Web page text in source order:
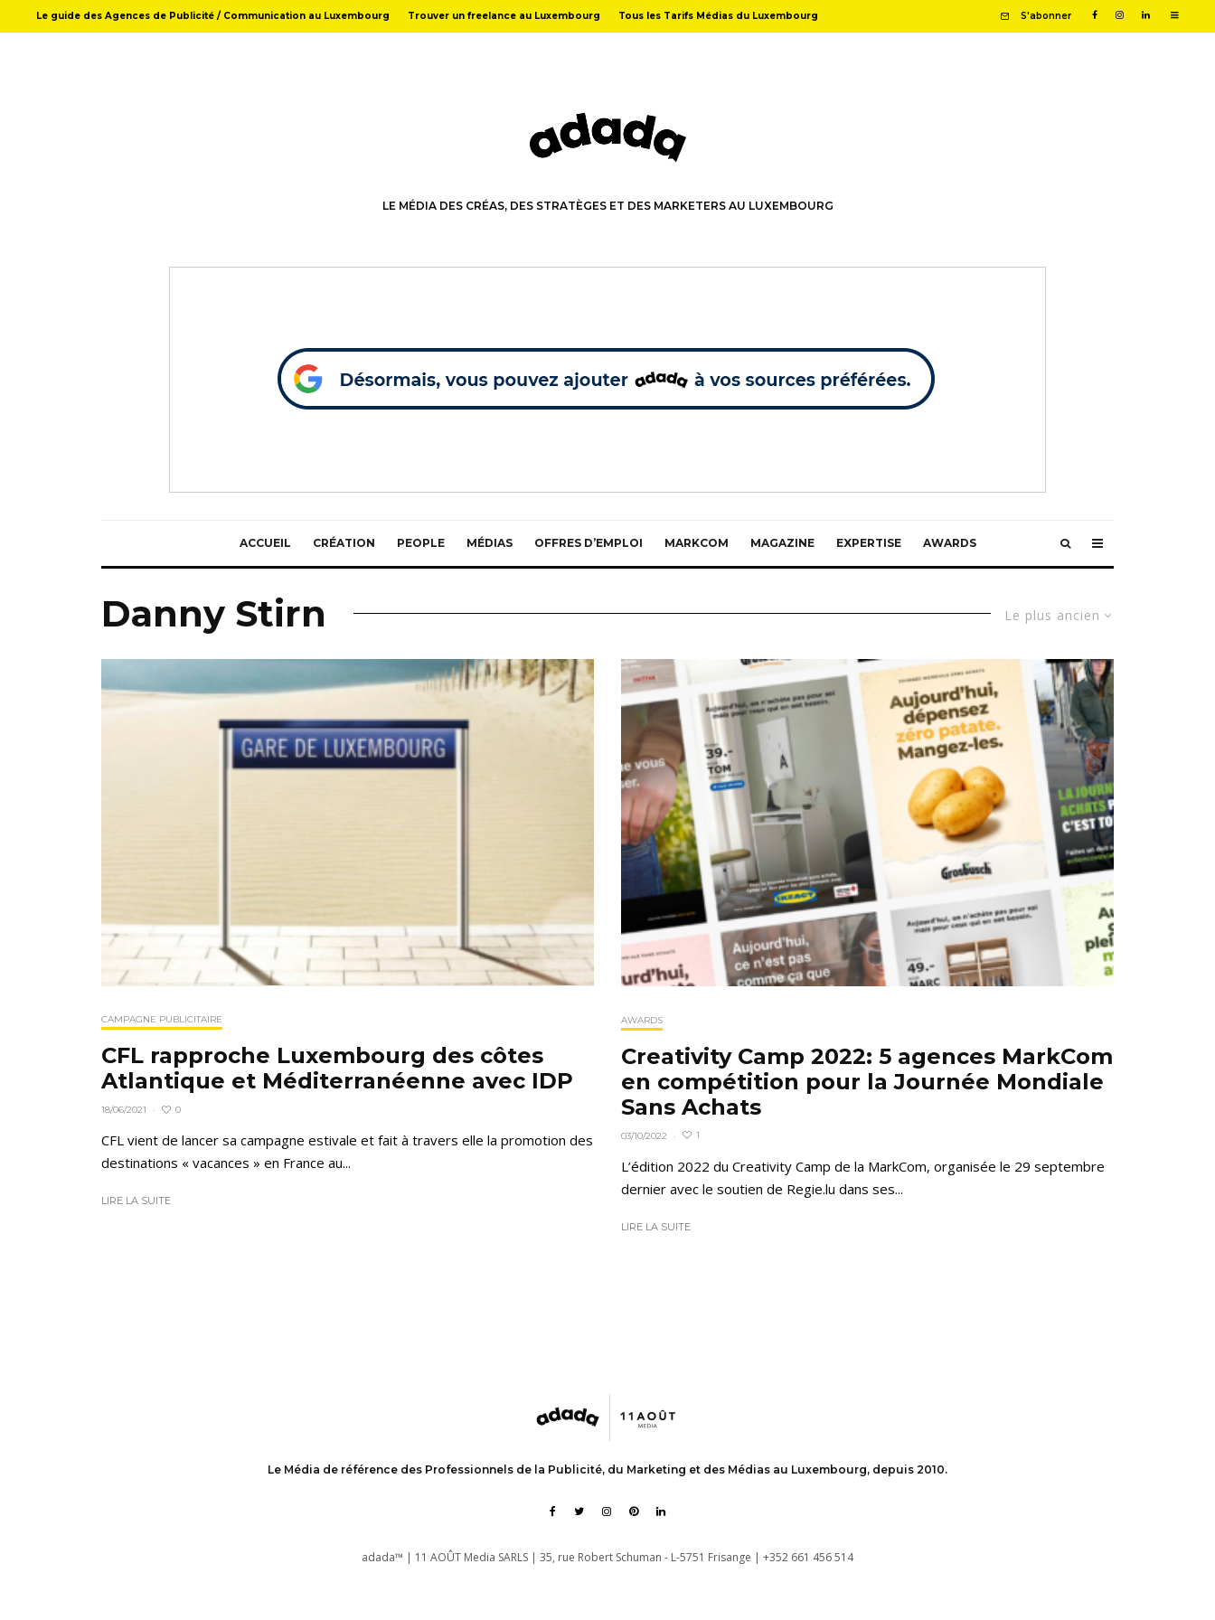
Le guide des Agences de Publicité / Communication au Luxembourg Trouver un freelance au Luxembourg Tous les Tarifs Médias du Luxembourg S'abonner
LE MÉDIA DES CRÉAS, DES STRATÈGES ET DES MARKETERS AU LUXEMBOURG
ACCUEIL CRÉATION PEOPLE MÉDIAS OFFRES D’EMPLOI MARKCOM MAGAZINE EXPERTISE AWARDS
Le plus ancien
Danny Stirn
CAMPAGNE PUBLICITAIRE
CFL rapproche Luxembourg des côtes
Atlantique et Méditerranéenne avec IDP
18/06/2021 · 0
CFL vient de lancer sa campagne estivale et fait à travers elle la promotion des
destinations « vacances » en France au...
LIRE LA SUITE
AWARDS
Creativity Camp 2022: 5 agences MarkCom
en compétition pour la Journée Mondiale
Sans Achats
03/10/2022 · 1
L’édition 2022 du Creativity Camp de la MarkCom, organisée le 29 septembre
dernier avec le soutien de Regie.lu dans ses...
LIRE LA SUITE
Le Média de référence des Professionnels de la Publicité, du Marketing et des Médias au Luxembourg, depuis 2010.
adada™ | 11 AOÛT Media SARLS | 35, rue Robert Schuman - L-5751 Frisange | +352 661 456 514